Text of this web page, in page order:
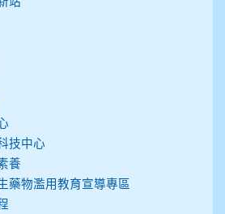
技中心
養
藥物濫用教育宣導專區